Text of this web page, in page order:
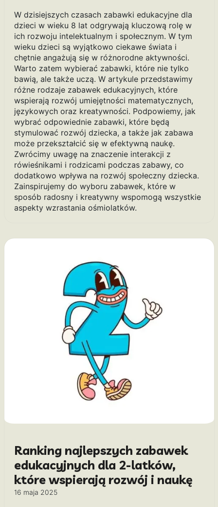
W dzisiejszych czasach zabawki edukacyjne dla
dzieci w wieku 8 lat odgrywają kluczową rolę w
ich rozwoju intelektualnym i społecznym. W tym
wieku dzieci są wyjątkowo ciekawe świata i
chętnie angażują się w różnorodne aktywności.
Warto zatem wybierać zabawki, które nie tylko
bawią, ale także uczą. W artykule przedstawimy
różne rodzaje zabawek edukacyjnych, które
wspierają rozwój umiejętności matematycznych,
językowych oraz kreatywności. Podpowiemy, jak
wybrać odpowiednie zabawki, które będą
stymulować rozwój dziecka, a także jak zabawa
może przekształcić się w efektywną naukę.
Zwrócimy uwagę na znaczenie interakcji z
rówieśnikami i rodzicami podczas zabawy, co
dodatkowo wpływa na rozwój społeczny dziecka.
Zainspirujemy do wyboru zabawek, które w
sposób radosny i kreatywny wspomogą wszystkie
aspekty wzrastania ośmiolatków.
Ranking najlepszych zabawek
edukacyjnych dla 2-latków,
które wspierają rozwój i naukę
16 maja 2025